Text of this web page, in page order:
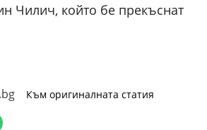
Чилич, който бе прекъснат
Към оригиналната статия